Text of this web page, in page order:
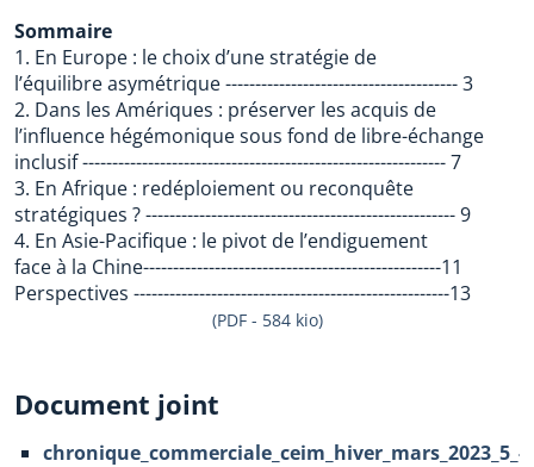
Sommaire
1. En Europe : le choix d’une stratégie de
l’équilibre asymétrique --------------------------------------- 3
2. Dans les Amériques : préserver les acquis de
l’influence hégémonique sous fond de libre-échange
inclusif ------------------------------------------------------------- 7
3. En Afrique : redéploiement ou reconquête
stratégiques ? ---------------------------------------------------- 9
4. En Asie-Pacifique : le pivot de l’endiguement
face à la Chine--------------------------------------------------11
Perspectives -----------------------------------------------------13
(PDF - 584 kio)
Document joint
chronique_commerciale_ceim_hiver_mars_2023_5_-